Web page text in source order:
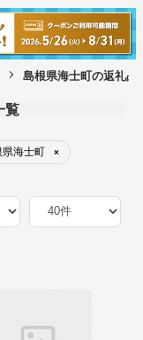
島根県海士町の返礼品
覧
県海士町 ×